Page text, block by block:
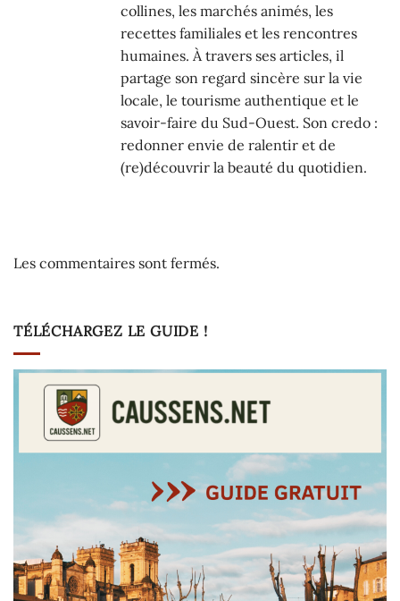
collines, les marchés animés, les
recettes familiales et les rencontres
humaines. À travers ses articles, il
partage son regard sincère sur la vie
locale, le tourisme authentique et le
savoir-faire du Sud-Ouest. Son credo :
redonner envie de ralentir et de
(re)découvrir la beauté du quotidien.
Les commentaires sont fermés.
TÉLÉCHARGEZ LE GUIDE !